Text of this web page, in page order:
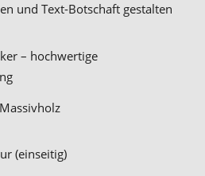
und Text-Botschaft gestalten
– hochwertige
(einseitig)